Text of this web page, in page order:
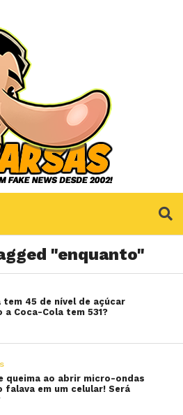
"enquanto"
tem 45 de nível de açúcar
a Coca-Cola tem 531?
queima ao abrir micro-ondas
falava em um celular! Será